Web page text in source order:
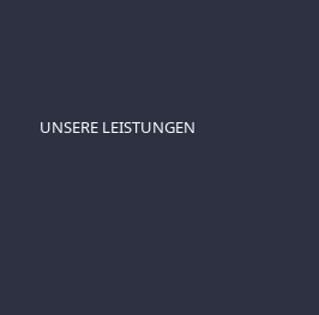
UNSERE LEISTUNGEN